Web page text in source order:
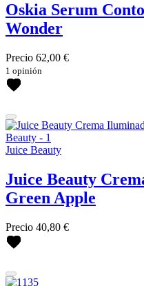
Oskia Serum
Wonder
Precio 62,00 €
1 opinión
Juice Beauty
Juice Beauty
Green Apple
Precio 40,80 €